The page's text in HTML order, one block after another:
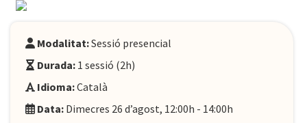
Modalitat:Sessió presencial
Durada: 1 sessió (2h)
Idioma:Català
Data: Dimecres 26 d’agost, 12:00h - 14:00h